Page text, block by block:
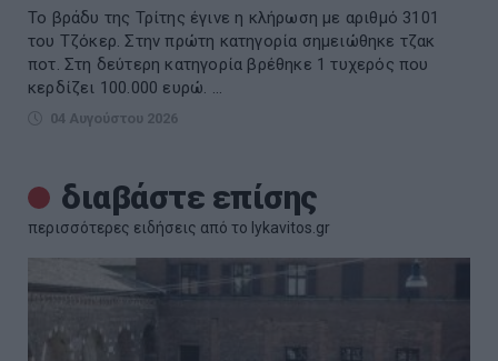
Το βράδυ της Τρίτης έγινε η κλήρωση με αριθμό 3101
του Τζόκερ. Στην πρώτη κατηγορία σημειώθηκε τζακ
ποτ. Στη δεύτερη κατηγορία βρέθηκε 1 τυχερός που
κερδίζει 100.000 ευρώ. ...
04 Αυγούστου 2026
διαβάστε επίσης
περισσότερες ειδήσεις από το lykavitos.gr